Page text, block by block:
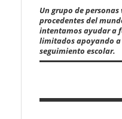
Un grupo de
procedentes del
intentamos ayudar a
limitados apoyando a
seguimiento escolar.